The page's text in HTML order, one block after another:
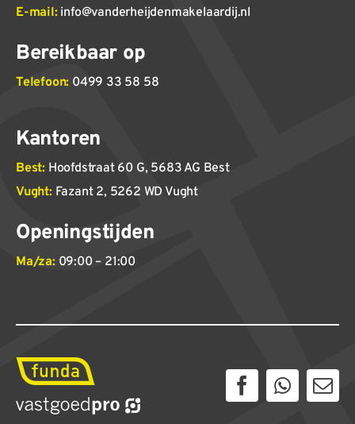
E-mail: info@vanderheijdenmakelaardij.nl
Bereikbaar op
Telefoon: 0499 33 58 58
Kantoren
Best:Hoofdstraat 60 G, 5683 AG Best
Vught:Fazant 2, 5262 WD Vught
Openingstijden
Ma/za:09:00 – 21:00